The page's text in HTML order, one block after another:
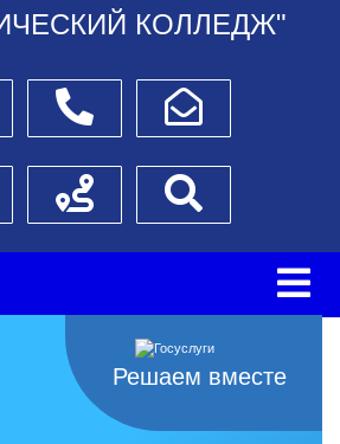
КОЛЛЕДЖ"
ТелефоныНаписать обращение
менюСхема проезда
Решаем вместе